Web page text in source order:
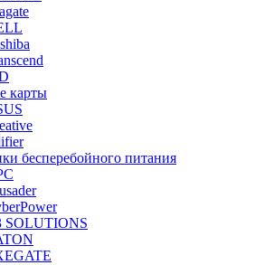
карты
бесперебойного питания
SOLUTIONS